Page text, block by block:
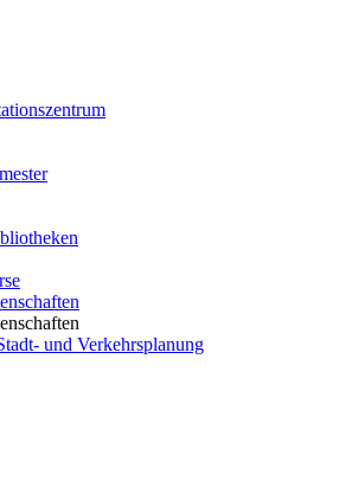
und Verkehrsplanung